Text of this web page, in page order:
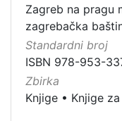
Zagreb na pragu
zagrebačka
Standardni broj
ISBN 978-953-
Zbirka
Knjige • Knjige